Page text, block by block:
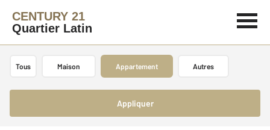
CENTURY 21
Quartier Latin
Tous Maison Appartement Autres
Appliquer